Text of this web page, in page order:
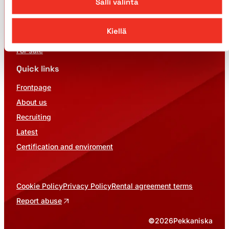
Kiellä
Cranes
For sale
Quick links
Frontpage
About us
Recruiting
Latest
Certification and enviroment
Cookie PolicyPrivacy PolicyRental agreement terms
Report abuse
©2026Pekkaniska